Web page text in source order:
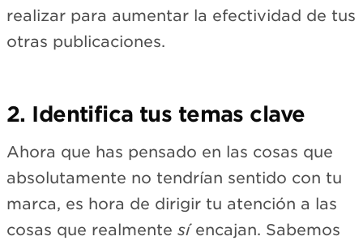
realizar para aumentar la efectividad de tus
otras publicaciones.
2. Identifica tus temas clave
Ahora que has pensado en las cosas que
absolutamente no tendrían sentido con tu
marca, es hora de dirigir tu atención a las
cosas que realmente síencajan. Sabemos